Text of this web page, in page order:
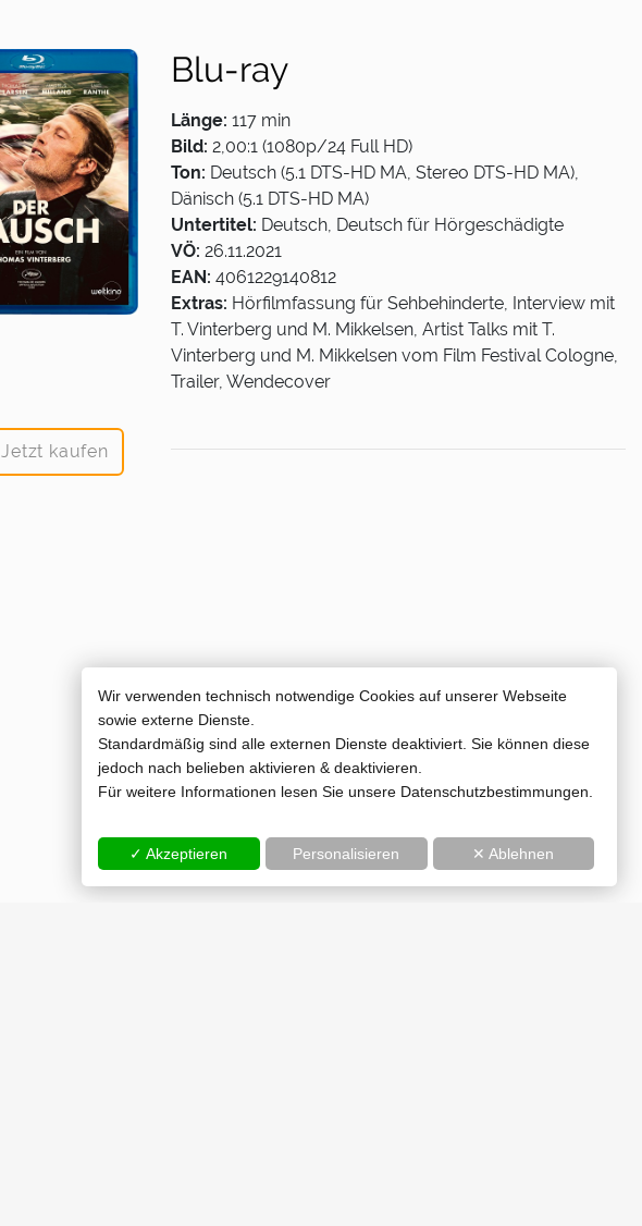
Blu-ray
Länge: 117 min
Bild: 2,00:1 (1080p/24 Full HD)
Ton: Deutsch (5.1 DTS-HD MA, Stereo DTS-HD MA),
Dänisch (5.1 DTS-HD MA)
Untertitel: Deutsch, Deutsch für Hörgeschädigte
VÖ: 26.11.2021
EAN: 4061229140812
Extras: Hörfilmfassung für Sehbehinderte, Interview mit
T. Vinterberg und M. Mikkelsen, Artist Talks mit T.
Vinterberg und M. Mikkelsen vom Film Festival Cologne,
Trailer, Wendecover
Jetzt kaufen
Wir verwenden technisch notwendige Cookies auf unserer Webseite
sowie externe Dienste.
Standardmäßig sind alle externen Dienste deaktiviert. Sie können diese
jedoch nach belieben aktivieren & deaktivieren.
Für weitere Informationen lesen Sie unsere Datenschutzbestimmungen.
✓ Akzeptieren Personalisieren ✕ Ablehnen